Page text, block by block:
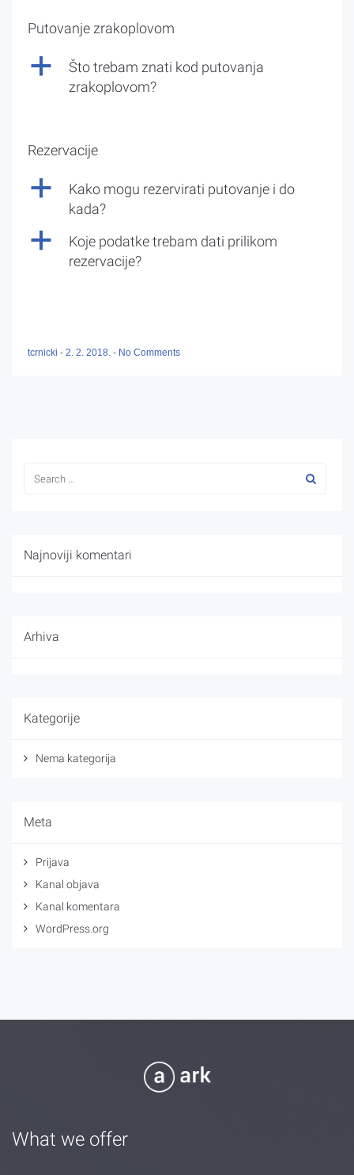
Putovanje zrakoplovom
a
Što trebam znati kod putovanja
zrakoplovom?
Rezervacije
a
Kako mogu rezervirati putovanje i do
kada?
a
Koje podatke trebam dati prilikom
rezervacije?
tcrnicki - 2. 2. 2018. - No Comments
Najnoviji komentari
Arhiva
Kategorije
Nema kategorija
Meta
Prijava
Kanal objava
Kanal komentara
WordPress.org
What we offer